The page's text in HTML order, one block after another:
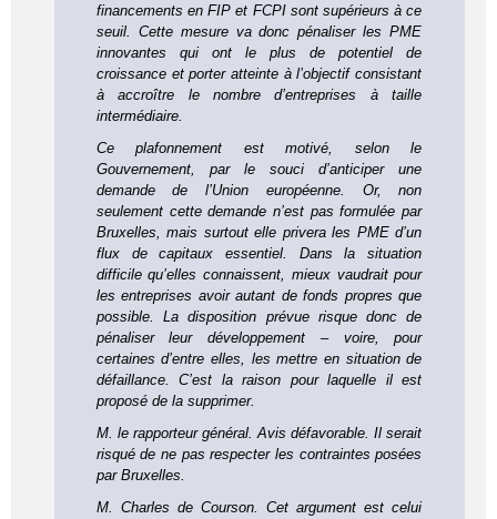
financements en FIP et FCPI sont supérieurs à ce
seuil. Cette mesure va donc pénaliser les PME
innovantes qui ont le plus de potentiel de
croissance et porter atteinte à l’objectif consistant
à accroître le nombre d’entreprises à taille
intermédiaire.
Ce plafonnement est motivé, selon le
Gouvernement, par le souci d’anticiper une
demande de l’Union européenne. Or, non
seulement cette demande n’est pas formulée par
Bruxelles, mais surtout elle privera les PME d’un
flux de capitaux essentiel. Dans la situation
difficile qu’elles connaissent, mieux vaudrait pour
les entreprises avoir autant de fonds propres que
possible. La disposition prévue risque donc de
pénaliser leur développement – voire, pour
certaines d’entre elles, les mettre en situation de
défaillance. C’est la raison pour laquelle il est
proposé de la supprimer.
M. le rapporteur général. Avis défavorable. Il serait
risqué de ne pas respecter les contraintes posées
par Bruxelles.
M. Charles de Courson. Cet argument est celui